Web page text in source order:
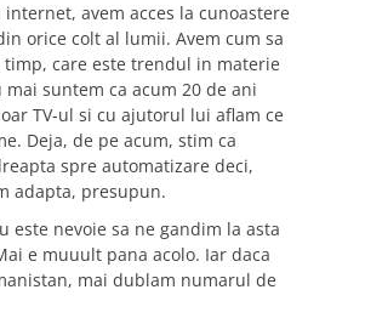
internet, avem acces la cunoastere
orice colt al lumii. Avem cum sa
care este trendul in materie
suntem ca acum 20 de ani
TV-ul si cu ajutorul lui aflam ce
Deja, de pe acum, stim ca
spre automatizare deci,
adapta, presupun.
este nevoie sa ne gandim la asta
e muuult pana acolo. Iar daca
mai dublam numarul de